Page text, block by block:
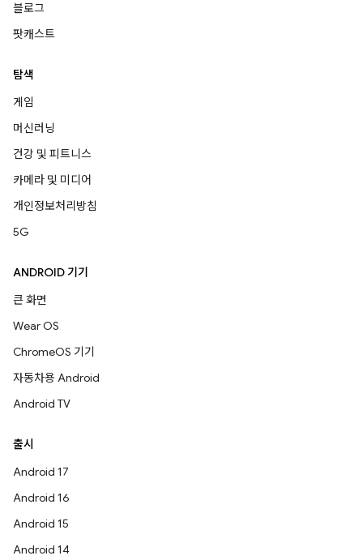
블로그
팟캐스트
탐색
게임
머신러닝
건강 및 피트니스
카메라 및 미디어
개인정보처리방침
5G
ANDROID 기기
큰 화면
Wear OS
ChromeOS 기기
자동차용 Android
Android TV
출시
Android 17
Android 16
Android 15
Android 14